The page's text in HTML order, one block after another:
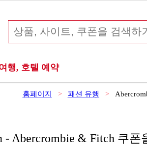
행, 호텔 예약
홈페이지 패션 유행
- Abercrombie & Fitch 쿠폰